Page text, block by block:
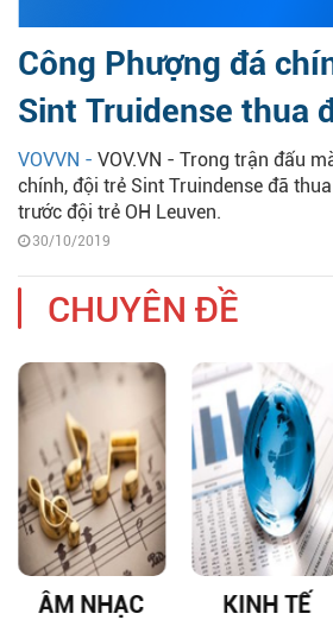
Công Phượng đá
Sint Truidense thua
VOVVN - VOV.VN - Trong trận đấu
chính, đội trẻ Sint Truindense đã
trước đội trẻ OH Leuven.
30/10/2019
CHUYÊN ĐỀ
ÂM NHẠC KINH TẾ